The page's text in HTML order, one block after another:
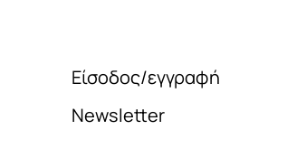
Είσοδος/εγγραφή
Newsletter